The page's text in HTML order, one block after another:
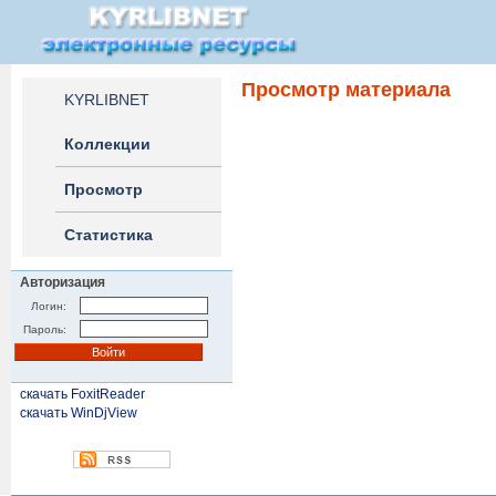
KYRLIBNET
Коллекции
Просмотр
Статистика
Авторизация
Логин:
Пароль:
скачать FoxitReader
скачать WinDjView
Просмотр материала